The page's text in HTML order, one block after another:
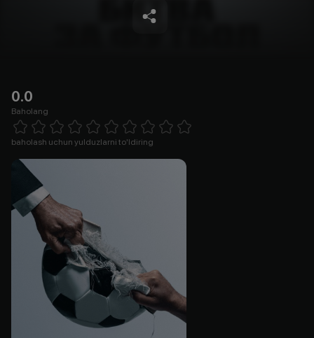
0.0
Baholang
1 Star 2 Stars 3 Stars 4 Stars5 Stars 6 Stars7 Stars8 Stars
baholash uchun yulduzlarni to'ldiring